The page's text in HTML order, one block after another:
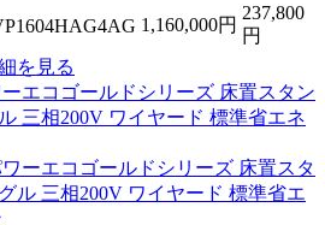
1,160,000円
237,800
円
を見る
エコゴールドシリーズ 床置スタン
三相200V ワイヤード 標準省エネ